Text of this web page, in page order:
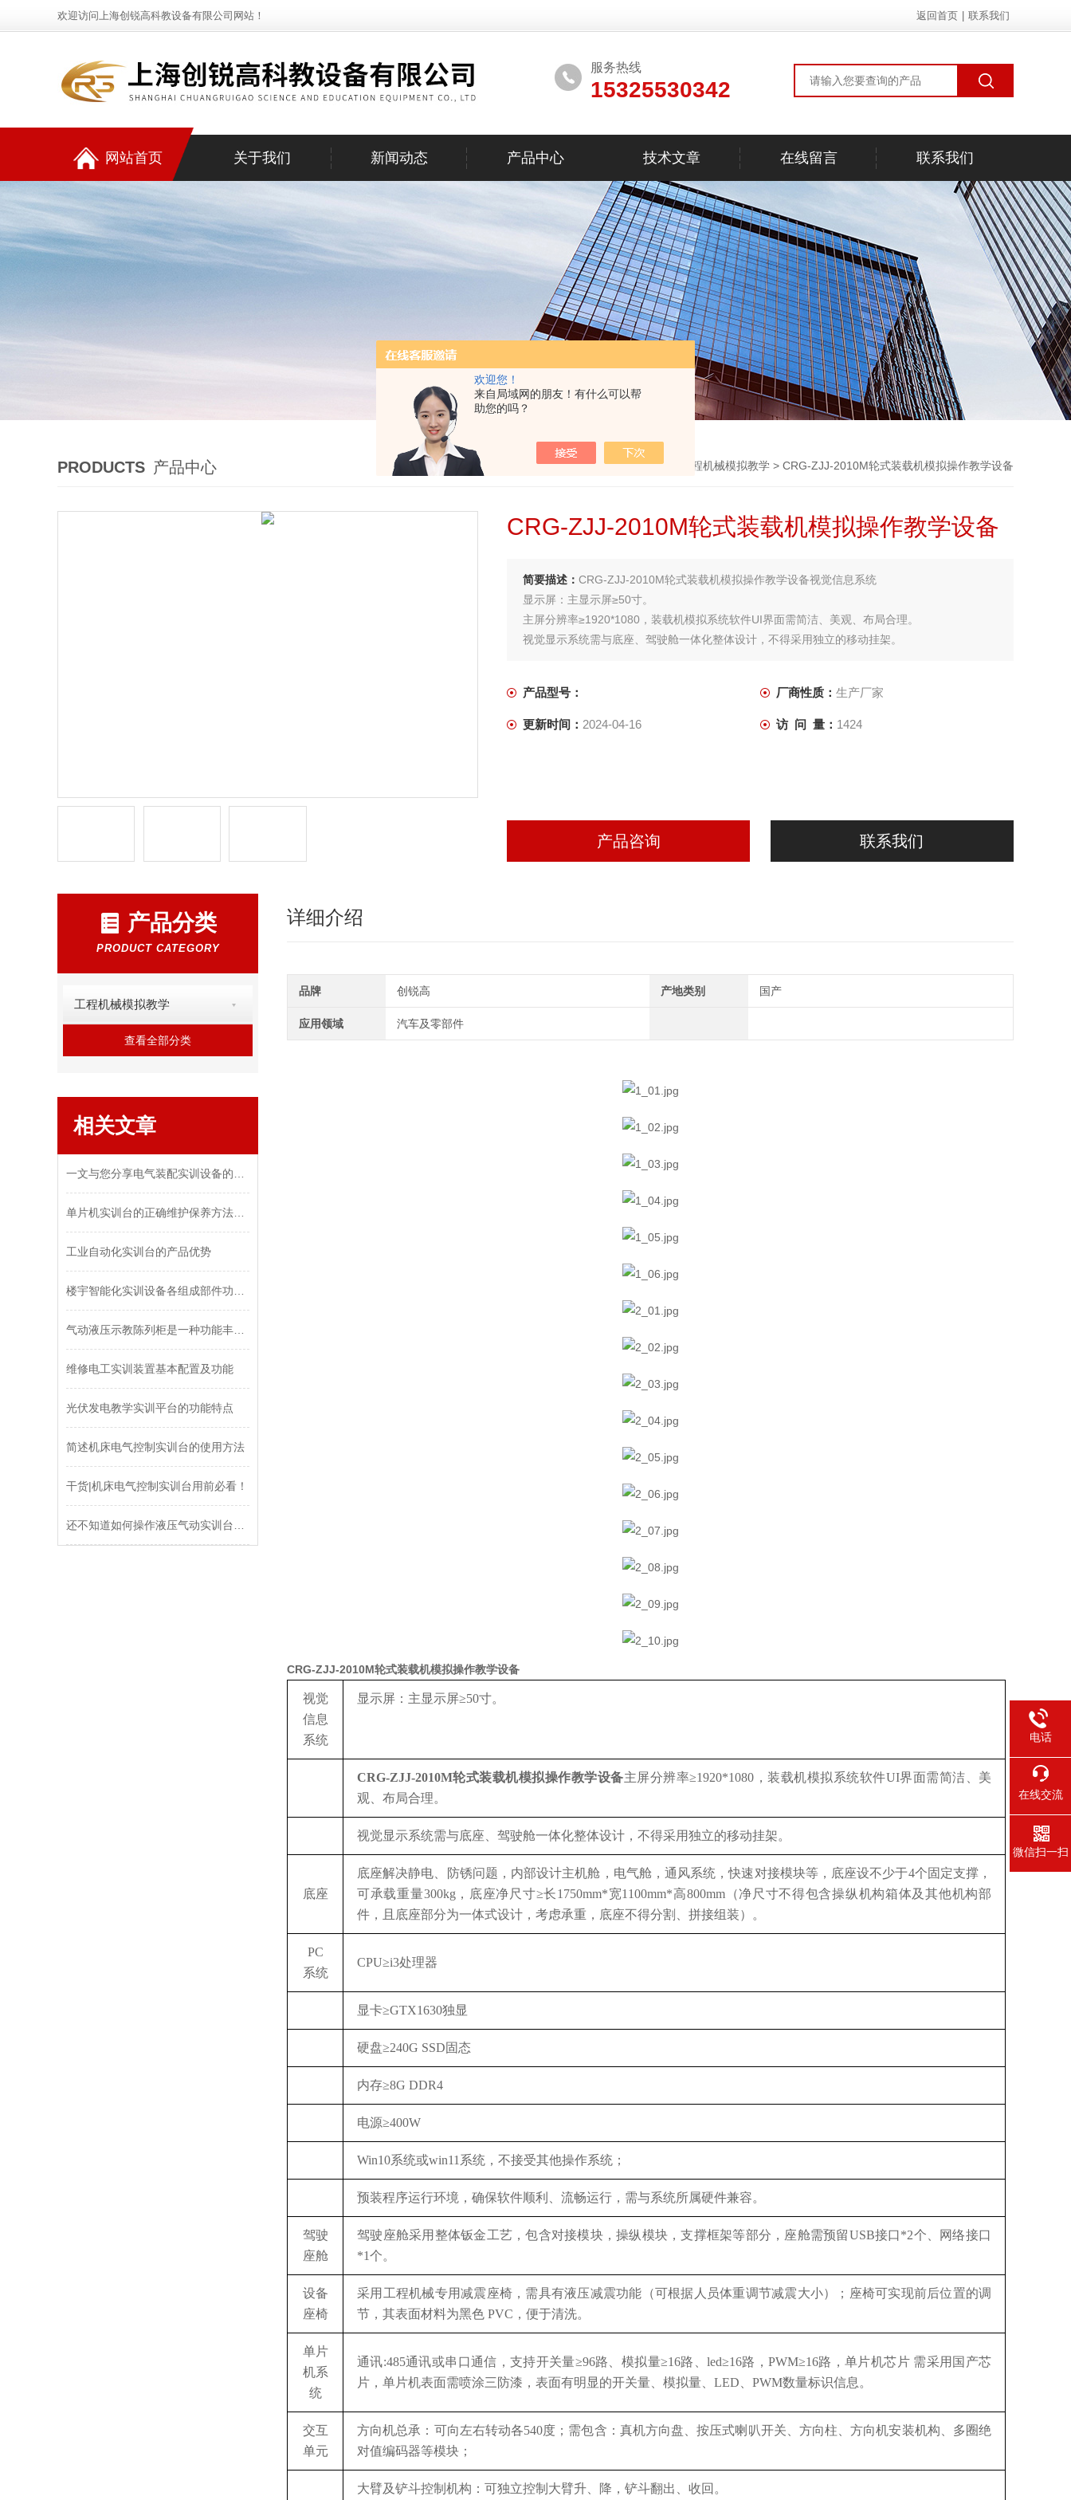
欢迎您！
来自局域网的朋友！有什么可以帮
助您的吗？
欢迎访问上海创锐高科教设备有限公司网站！ 返回首页 联系我们
服务热线
15325530342
网站首页 关于我们 新闻动态 产品中心 技术文章 在线留言 联系我们
PRODUCTS 产品中心 首页 >产品中心> > 工程机械模拟教学 > CRG-ZJJ-2010M轮式装载机模拟操作教学设备
CRG-ZJJ-2010M轮式装载机模拟操作教学设备
简要描述： CRG-ZJJ-2010M轮式装载机模拟操作教学设备视觉信息系统
显示屏：主显示屏≥50寸。
主屏分辨率≥1920*1080，装载机模拟系统软件UI界面需简洁、美观、布局合理。
视觉显示系统需与底座、驾驶舱一体化整体设计，不得采用独立的移动挂架。
产品型号： 厂商性质： 生产厂家
更新时间： 2024-04-16 访 问 量： 1424
产品咨询 联系我们
产品分类
PRODUCT CATEGORY
工程机械模拟教学
查看全部分类
相关文章
工业自动化实训台的产品优势
维修电工实训装置基本配置及功能
光伏发电教学实训平台的功能特点
简述机床电气控制实训台的使用方法
干货|机床电气控制实训台用前必看！
详细介绍
品牌 创锐高 产地类别 国产
应用领域 汽车及零部件
CRG-ZJJ-2010M轮式装载机模拟操作教学设备
视觉
信息
系统
显示屏：主显示屏≥50寸。
CRG-ZJJ-2010M轮式装载机模拟操作教学设备主屏分辨率≥1920*1080，装载机模拟系统软件UI界面需简洁、美
观、布局合理。
视觉显示系统需与底座、驾驶舱一体化整体设计，不得采用独立的移动挂架。
底座
底座解决静电、防锈问题，内部设计主机舱，电气舱，通风系统，快速对接模块等，底座设不少于4个固定支撑，
可承载重量300kg，底座净尺寸≥长1750mm*宽1100mm*高800mm（净尺寸不得包含操纵机构箱体及其他机构部
件，且底座部分为一体式设计，考虑承重，底座不得分割、拼接组装）。
PC
系统
CPU≥i3处理器
显卡≥GTX1630独显
硬盘≥240G SSD固态
内存≥8G DDR4
电源≥400W
Win10系统或win11系统，不接受其他操作系统；
预装程序运行环境，确保软件顺利、流畅运行，需与系统所属硬件兼容。
驾驶
座舱
驾驶座舱采用整体钣金工艺，包含对接模块，操纵模块，支撑框架等部分，座舱需预留USB接口*2个、网络接口
*1个。
设备
座椅
采用工程机械专用减震座椅，需具有液压减震功能（可根据人员体重调节减震大小）；座椅可实现前后位置的调
节，其表面材料为黑色 PVC，便于清洗。
单片
机系
统
通讯:485通讯或串口通信，支持开关量≥96路、模拟量≥16路、led≥16路，PWM≥16路，单片机芯片 需采用国产芯
片，单片机表面需喷涂三防漆，表面有明显的开关量、模拟量、LED、PWM数量标识信息。
交互
单元
方向机总承：可向左右转动各540度；需包含：真机方向盘、按压式喇叭开关、方向柱、方向机安装机构、多圈绝
对值编码器等模块；
大臂及铲斗控制机构：可独立控制大臂升、降，铲斗翻出、收回。
电话
在线交流
微信扫一扫